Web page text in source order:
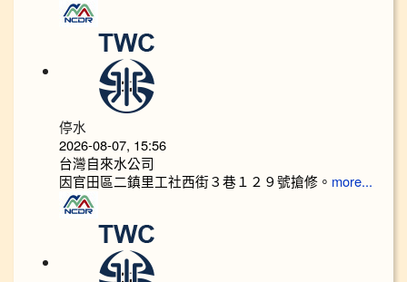
停水
2026-08-07, 15:56
台灣自來水公司
因官田區二鎮里工社西街３巷１２９號搶修。 more...